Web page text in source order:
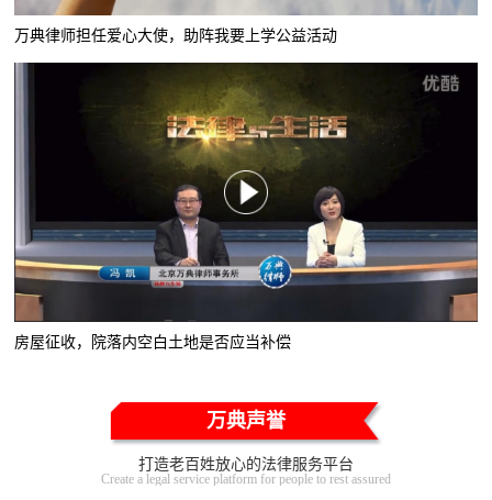
万典律师担任爱心大使，助阵我要上学公益活动
房屋征收，院落内空白土地是否应当补偿
万典声誉
打造老百姓放心的法律服务平台
Create a legal service platform for people to rest assured